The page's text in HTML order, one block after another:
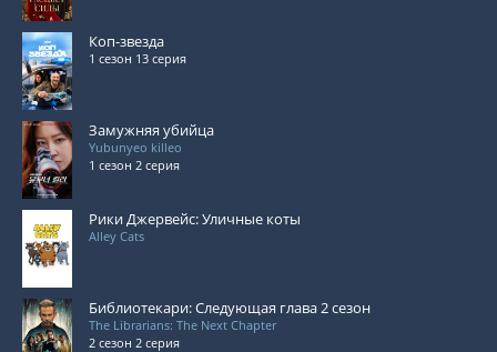
Коп-звезда
1 сезон 13 серия
Замужняя убийца
Yubunyeo killeo
1 сезон 2 серия
Рики Джервейс: Уличные коты
Alley Cats
Библиотекари: Следующая глава 2 сезон
The Librarians: The Next Chapter
2 сезон 2 серия